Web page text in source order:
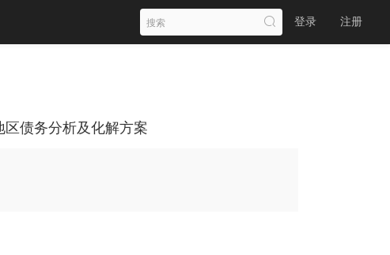
登录 注册
区债务分析及化解方案